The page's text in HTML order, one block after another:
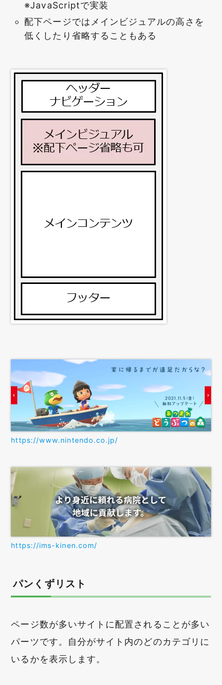
※JavaScriptで実装
配下ページではメインビジュアルの高さを
低くしたり省略することもある
https://www.nintendo.co.jp/
https://ims-kinen.com/
パンくずリスト
ページ数が多いサイトに配置されることが多い
パーツです。自分がサイト内のどのカテゴリに
いるかを表示します。